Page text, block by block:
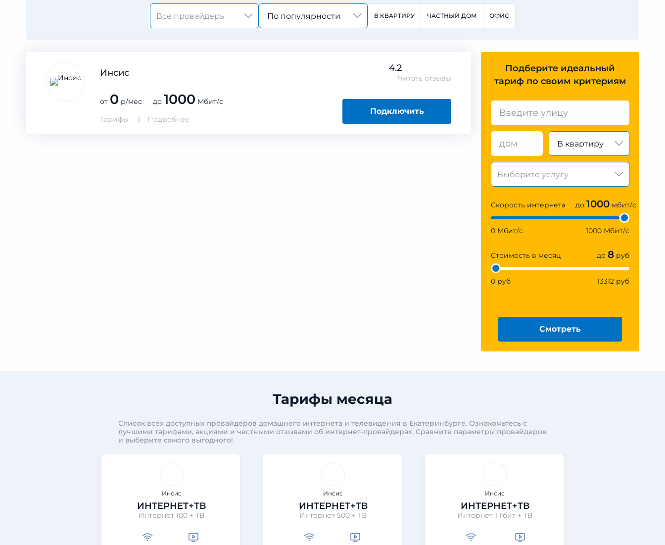
По популярности В КВАРТИРУ ЧАСТНЫЙ ДОМ ОФИС
Инсис 4.2
Читать отзывы
от 0 р/мес до 1000 Мбит/с
Тарифы
Подробнее
Подключить
Подберите идеальный
тариф по своим критериям
В квартиру
Скорость интернета до 1000 мбит/с
0 Мбит/с 1000 Мбит/с
Стоимость в месяц до 8 руб
0 руб 13312 руб
Смотреть
Тарифы месяца
Список всех доступных провайдеров домашнего интернета и телевидения в Екатеринбурге. Ознакомьтесь с
лучшими тарифами, акциями и честными отзывами об интернет-провайдерах. Сравните параметры провайдеров
и выберите самого выгодного!
Инсис
ИНТЕРНЕТ+ТВ
Интернет 100 + ТВ
Инсис
ИНТЕРНЕТ+ТВ
Интернет 500 + ТВ
Инсис
ИНТЕРНЕТ+ТВ
Интернет 1 Гбит + ТВ